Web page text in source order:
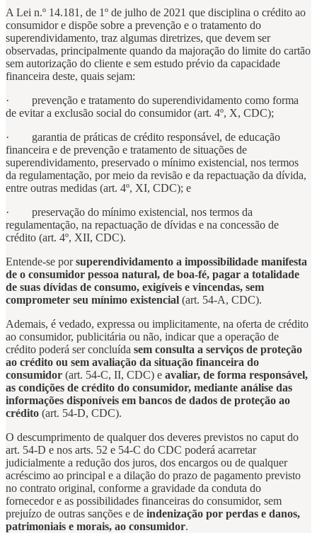
A Lei n.º 14.181, de 1º de julho de 2021 que disciplina o crédito ao
consumidor e dispõe sobre a prevenção e o tratamento do
superendividamento, traz algumas diretrizes, que devem ser
observadas, principalmente quando da majoração do limite do cartão
sem autorização do cliente e sem estudo prévio da capacidade
financeira deste, quais sejam:
· prevenção e tratamento do superendividamento como forma
de evitar a exclusão social do consumidor (art. 4º, X, CDC);
· garantia de práticas de crédito responsável, de educação
financeira e de prevenção e tratamento de situações de
superendividamento, preservado o mínimo existencial, nos termos
da regulamentação, por meio da revisão e da repactuação da dívida,
entre outras medidas (art. 4º, XI, CDC); e
· preservação do mínimo existencial, nos termos da
regulamentação, na repactuação de dívidas e na concessão de
crédito (art. 4º, XII, CDC).
Entende-se porsuperendividamento a impossibilidade manifesta
de o consumidor pessoa natural, de boa-fé, pagar a totalidade
de suas dívidas de consumo, exigíveis e vincendas, sem
comprometer seu mínimo existencial (art. 54-A, CDC).
Ademais, é vedado, expressa ou implicitamente, na oferta de crédito
ao consumidor, publicitária ou não, indicar que a operação de
crédito poderá ser concluída sem consulta a serviços de proteção
ao crédito ou sem avaliação da situação financeira do
consumidor (art. 54-C, II, CDC) e avaliar, de forma responsável,
as condições de crédito do consumidor, mediante análise das
informações disponíveis em bancos de dados de proteção ao
crédito (art. 54-D, CDC).
O descumprimento de qualquer dos deveres previstos no caput do
art. 54-D e nos arts. 52 e 54-C do CDC poderá acarretar
judicialmente a redução dos juros, dos encargos ou de qualquer
acréscimo ao principal e a dilação do prazo de pagamento previsto
no contrato original, conforme a gravidade da conduta do
fornecedor e as possibilidades financeiras do consumidor, sem
prejuízo de outras sanções e de indenização por perdas e danos,
patrimoniais e morais, ao consumidor.